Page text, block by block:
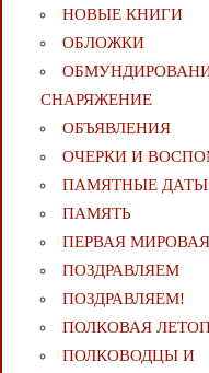
НОВЫЕ КНИГИ
ОБЛОЖКИ
СНАРЯЖЕНИЕ
ОБЪЯВЛЕНИЯ
ОЧЕРКИ И
ПАМЯТНЫЕ ДАТЫ
ПАМЯТЬ
ПЕРВАЯ МИРОВАЯ
ПОЗДРАВЛЯЕМ
ПОЗДРАВЛЯЕМ!
ПОЛКОВАЯ
ПОЛКОВОДЦЫ И